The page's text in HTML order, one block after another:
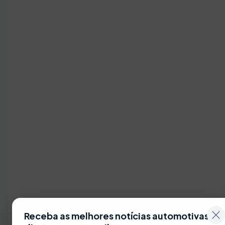
Receba as melhores notícias automotivas